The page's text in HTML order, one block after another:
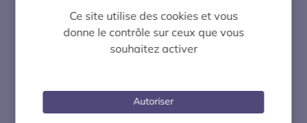
Ce site utilise des cookies et vous
donne le contrôle sur ceux que vous
souhaitez activer
Autoriser